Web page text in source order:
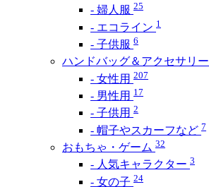
- 婦人服 25
- エコライン 1
- 子供服 6
ハンドバッグ＆アクセサリー
- 女性用 207
- 男性用 17
- 子供用 2
- 帽子やスカーフなど 7
おもちゃ・ゲーム 32
- 人気キャラクター 3
- 女の子 24